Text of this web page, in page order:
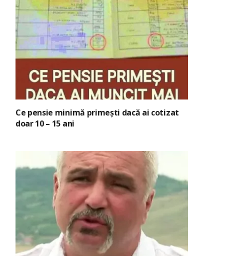
Ce pensie minimă primești dacă ai cotizat
doar 10 – 15 ani